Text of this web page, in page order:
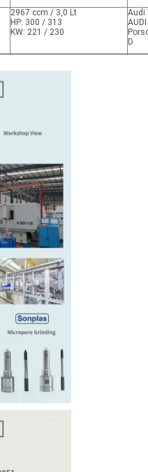
2967 ccm / 3,0 Lt
HP: 300 / 313
KW: 221 / 230
Audi
D